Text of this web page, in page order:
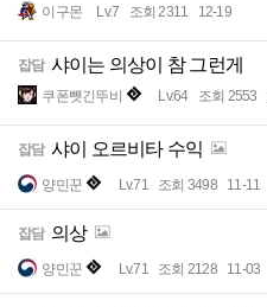
이구몬 Lv.7 조회 2311 12-19
잡담 샤이는 의상이 참 그런게
쿠폰뺏긴뚜비 Lv.64 조회 2553
잡담 샤이 오르비타 수익
양민꾼 Lv.71 조회 3498 11-11
잡담 의상
양민꾼 Lv.71 조회 2128 11-03